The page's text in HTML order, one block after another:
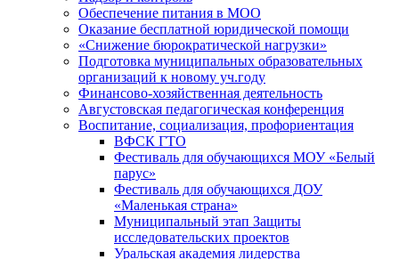
Обеспечение питания в МОО
Оказание бесплатной юридической помощи
«Снижение бюрократической нагрузки»
Подготовка муниципальных образовательных
организаций к новому уч.году
Финансово-хозяйственная деятельность
Августовская педагогическая конференция
Воспитание, социализация, профориентация
ВФСК ГТО
Фестиваль для обучающихся МОУ «Белый
парус»
Фестиваль для обучающихся ДОУ
«Маленькая страна»
Муниципальный этап Защиты
исследовательских проектов
Уральская академия лидерства